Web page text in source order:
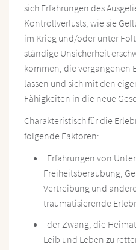
sich Erfahrungen des
Kontrollverlusts, wie sie
im Krieg und/oder unter
ständige Unsicherheit
kommen, die vergangenen
lassen und sich mit den
Fähigkeiten in die neue
Charakteristisch für die
folgende Faktoren:
Erfahrungen von
Freiheitsberaubung,
Vertreibung und
traumatisierende
der Zwang, die
Leib und Leben zu